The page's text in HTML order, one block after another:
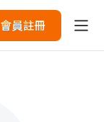
會員註冊